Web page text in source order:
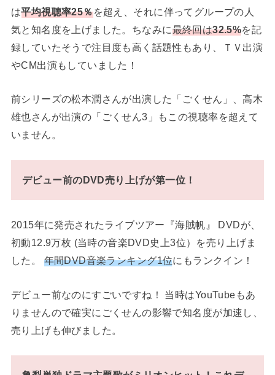
は平均視聴率25％を超え、それに伴ってグループの人
気と知名度を上げました。ちなみに最終回は32.5%を記
録していたそうで注目度も高く話題性もあり、ＴＶ出演
やCM出演もしていました！
前シリーズの松本潤さんが出演した「ごくせん」、高木
雄也さんが出演の「ごくせん3」もこの視聴率を超えて
いません。
デビュー前のDVD売り上げが第一位！
2015年に発売されたライブツアー『海賊帆』 DVDが、
初動12.9万枚 (当時の音楽DVD史上3位）を売り上げま
した。 年間DVD音楽ランキング1位にもランクイン！
デビュー前なのにすごいですね！ 当時はYouTubeもあ
りませんので確実にごくせんの影響で知名度が加速し、
売り上げも伸びました。